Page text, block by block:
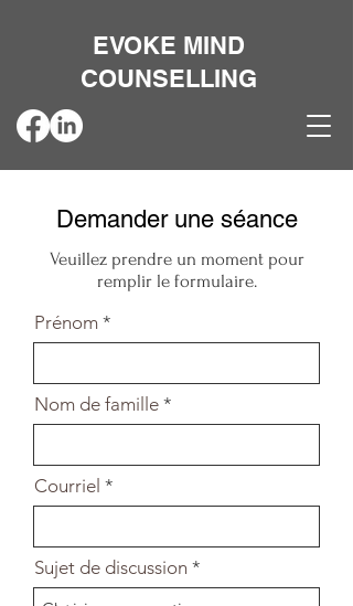
EVOKE MIND
COUNSELLING
Demander une séance
Veuillez prendre un moment pour
remplir le formulaire.
Prénom
Nom de famille
Courriel
Sujet de discussion